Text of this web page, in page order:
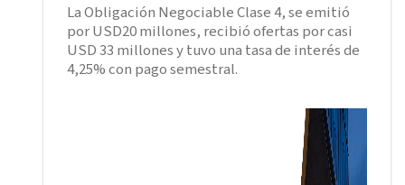
La Obligación Negociable Clase 4, se emitió
por USD20 millones, recibió ofertas por casi
USD 33 millones y tuvo una tasa de interés de
4,25% con pago semestral.